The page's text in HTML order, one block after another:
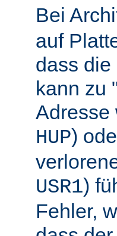
Bei
auf
dass
kann zu
Adresse
HUP)
USR1)
Fehler,